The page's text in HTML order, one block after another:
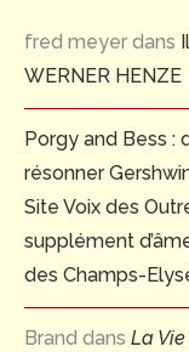
fred meyer dans
WERNER HENZE
Porgy and Bess :
résonner
Site Voix des
supplément
des Champs-
Brand dans La